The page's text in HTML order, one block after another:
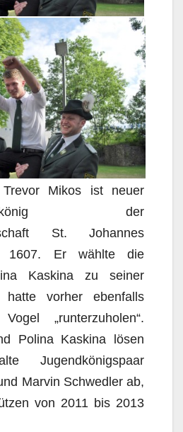
Mikos ist neuer
der
St. Johannes
1607. Er wählte die
Kaskina zu seiner
hatte vorher ebenfalls
„runterzuholen“.
Polina Kaskina lösen
Jugendkönigspaar
Marvin Schwedler ab,
von 2011 bis 2013